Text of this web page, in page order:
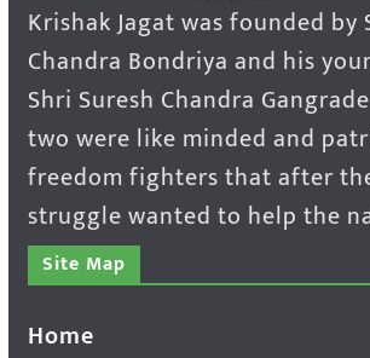
Krishak Jagat was founded by
Chandra Bondriya and his
Shri Suresh Chandra
two were like minded and
freedom fighters that after
struggle wanted to help the
Site Map
Home